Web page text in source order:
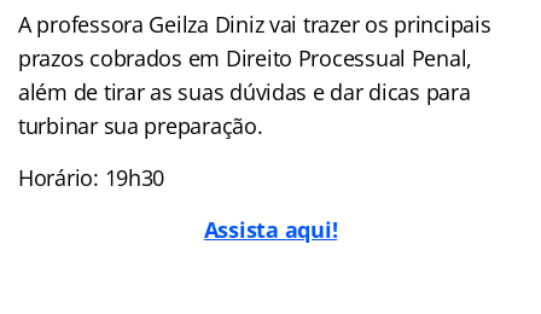
A professora Geilza Diniz vai trazer os principais
prazos cobrados em Direito Processual Penal,
além de tirar as suas dúvidas e dar dicas para
turbinar sua preparação.
Horário: 19h30
Assista aqui!